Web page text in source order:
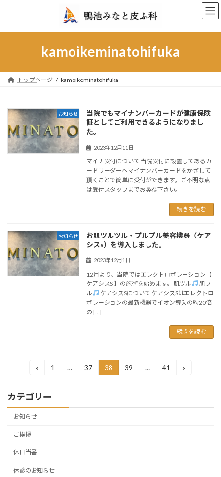
ン
キ
ー
に
kamoikeminatohifuka
トップページ kamoikeminatohifuka
お知らせ
当院でもマイナンバーカードが健康保険
証としてご利用できるようになりまし
た。
2023年12月11日
マイナ受付について 当院受付に設置してあるカ
ードリーダーへマイナンバーカードをかざして
頂くことで簡単に受付ができます。ご不明な点
は受付スタッフまでお尋ね下さい。
続きを読む
お知らせ
お肌ツルツル・プルプル美容機器（ケア
シスs）を導入しました。
2023年12月1日
12月より、当院ではエレクトロポレーション【
ケアシスS 】の施術を始めます。 肌ツル
肌プ
ル
ケアシスSについて ケアシスSはエレクトロ
ポレーションの最新機器でイオン導入の約20倍
の […]
続きを読む
の
ペ
ー
ジ
送
«
固
ー
ジ
1 …
固
ジ
37
固
定
ジ
38
固
ジ
39 …
固
ジ
41 »
カテゴリー
お知らせ
ご挨拶
休日当番
休診のお知らせ